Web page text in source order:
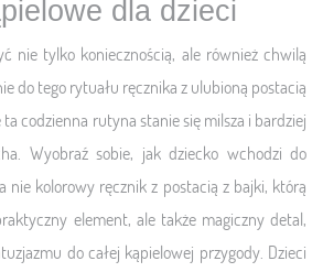
dla dzieci
nie tylko koniecznością, ale również chwilą
do tego rytuału ręcznika z ulubioną postacią
codzienna rutyna stanie się milsza i bardziej
Wyobraź sobie, jak dziecko wchodzi do
nie kolorowy ręcznik z postacią z bajki, którą
element, ale także magiczny detal,
do całej kąpielowej przygody. Dzieci